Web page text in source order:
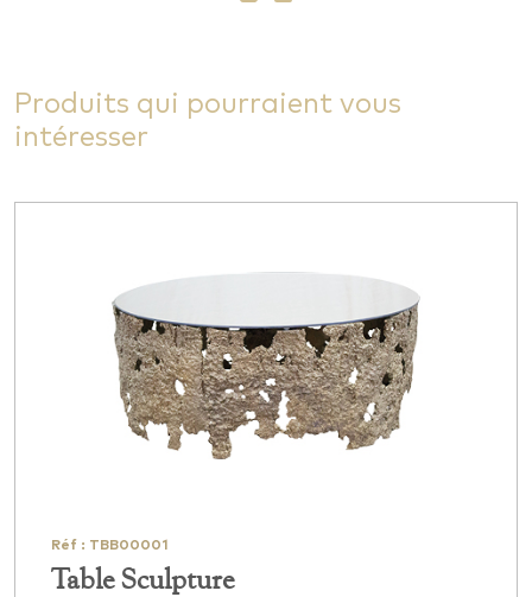
Produits qui pourraient vous
intéresser
Réf : TBB00001
Table Sculpture